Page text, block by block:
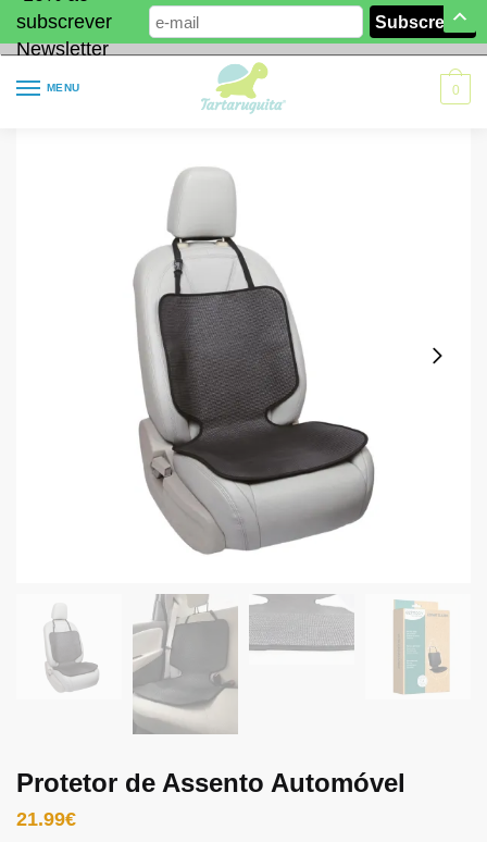
subscrever
Newsletter
MENU 0
Protetor de Assento Automóvel
21.99€